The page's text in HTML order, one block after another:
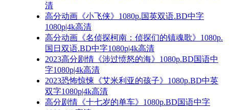
清
高分动画《小飞侠》1080p.国英双语.BD中字
1080p|4k高清
高分动画《名侦探柯南：侦探们的镇魂歌》1080p.
国日双语.BD中字1080p|4k高清
2023高分剧情《涉过愤怒的海》1080p.BD国语中
字1080p|4k高清
2023恐怖惊悚《艾米利亚的孩子》1080p.BD中英
双字1080p|4k高清
高分剧情《十七岁的单车》1080p.BD国语中字